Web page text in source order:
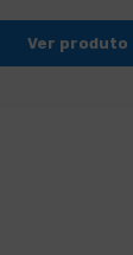
Ver produto